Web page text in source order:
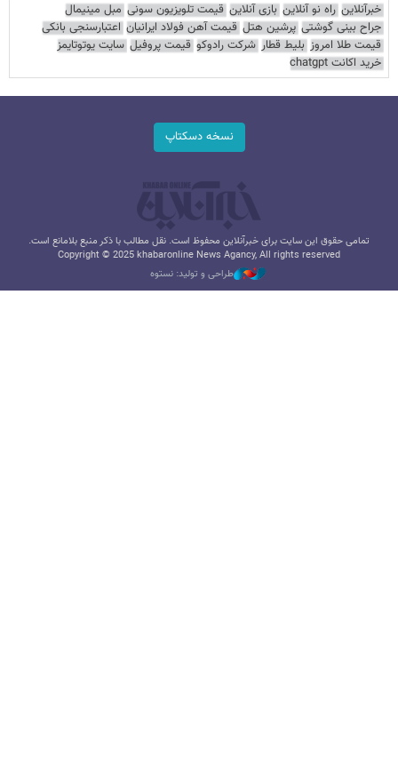
خبرآنلاین راه نو آنلاین بازی آنلاین قیمت تلویزیون سونی مبل مینیمال
جراح بینی گوشتی پرشین هتل قیمت آهن فولاد ایرانیان اعتبارسنجی بانکی
قیمت طلا امروز بلیط قطار شرکت رادوکو قیمت پروفیل سایت یوتوتایمز
خرید اکانت chatgpt
نسخه دسکتاپ
تمامی حقوق این سایت برای خبرآنلاین محفوظ است. نقل مطالب با ذکر منبع بلامانع است.
Copyright © 2025 khabaronline News Agancy, All rights reserved
طراحی و تولید: نستوه